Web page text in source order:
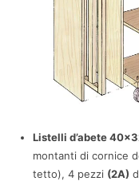
Listelli d’abete
montanti di cornice
tetto), 4 pezzi (2A)